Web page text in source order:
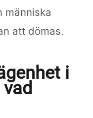
människa
att dömas.
i